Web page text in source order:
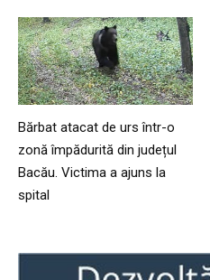
Bărbat atacat de urs într-o
zonă împădurită din județul
Bacău. Victima a ajuns la
spital